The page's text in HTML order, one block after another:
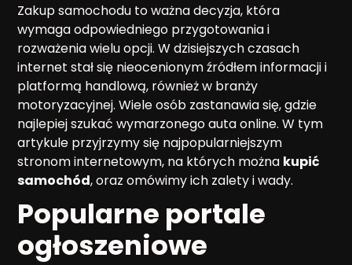
Zakup samochodu to ważna decyzja, która
wymaga odpowiedniego przygotowania i
rozważenia wielu opcji. W dzisiejszych czasach
internet stał się nieocenionym źródłem informacji i
platformą handlową, również w branży
motoryzacyjnej. Wiele osób zastanawia się, gdzie
najlepiej szukać wymarzonego auta online. W tym
artykule przyjrzymy się najpopularniejszym
stronom internetowym, na których można kupić
samochód, oraz omówimy ich zalety i wady.
Popularne portale
ogłoszeniowe